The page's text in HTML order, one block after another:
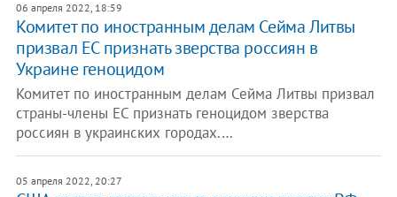
06 апреля 2022, 18:59
Комитет по иностранным делам Сейма Литвы
призвал ЕС признать зверства россиян в
Украине геноцидом
Комитет по иностранным делам Сейма Литвы призвал
страны-члены ЕС признать геноцидом зверства
россиян в украинских городах.…
05 апреля 2022, 20:27